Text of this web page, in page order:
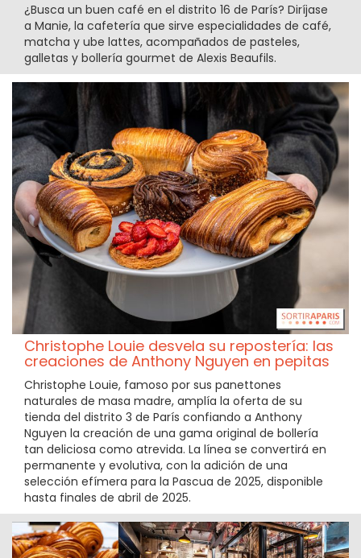
¿Busca un buen café en el distrito 16 de París? Diríjase
a Manie, la cafetería que sirve especialidades de café,
matcha y ube lattes, acompañados de pasteles,
galletas y bollería gourmet de Alexis Beaufils.
Christophe Louie desvela su repostería: las
creaciones de Anthony Nguyen en pepitas
Christophe Louie, famoso por sus panettones
naturales de masa madre, amplía la oferta de su
tienda del distrito 3 de París confiando a Anthony
Nguyen la creación de una gama original de bollería
tan deliciosa como atrevida. La línea se convertirá en
permanente y evolutiva, con la adición de una
selección efímera para la Pascua de 2025, disponible
hasta finales de abril de 2025.